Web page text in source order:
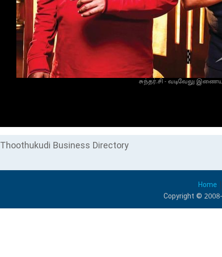
சுந்தர்.சி - வடிவேலு
Thoothukudi Business Directory
Home
Copyright ©